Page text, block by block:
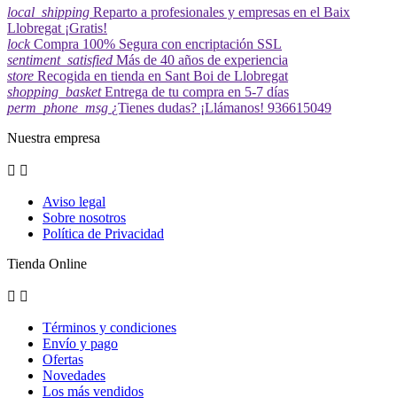
local_shipping Reparto a profesionales y empresas en el Baix
Llobregat ¡Gratis!
lock Compra 100% Segura con encriptación SSL
sentiment_satisfied Más de 40 años de experiencia
store Recogida en tienda en Sant Boi de Llobregat
shopping_basket Entrega de tu compra en 5-7 días
perm_phone_msg ¿Tienes dudas? ¡Llámanos! 936615049
Nuestra empresa
 
Aviso legal
Sobre nosotros
Política de Privacidad
Tienda Online
 
Términos y condiciones
Envío y pago
Ofertas
Novedades
Los más vendidos